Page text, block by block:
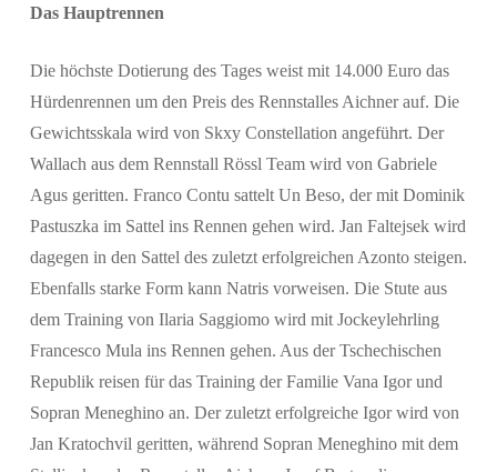
Das Hauptrennen
Die höchste Dotierung des Tages weist mit 14.000 Euro das
Hürdenrennen um den Preis des Rennstalles Aichner auf. Die
Gewichtsskala wird von Skxy Constellation angeführt. Der
Wallach aus dem Rennstall Rössl Team wird von Gabriele
Agus geritten. Franco Contu sattelt Un Beso, der mit Dominik
Pastuszka im Sattel ins Rennen gehen wird. Jan Faltejsek wird
dagegen in den Sattel des zuletzt erfolgreichen Azonto steigen.
Ebenfalls starke Form kann Natris vorweisen. Die Stute aus
dem Training von Ilaria Saggiomo wird mit Jockeylehrling
Francesco Mula ins Rennen gehen. Aus der Tschechischen
Republik reisen für das Training der Familie Vana Igor und
Sopran Meneghino an. Der zuletzt erfolgreiche Igor wird von
Jan Kratochvil geritten, während Sopran Meneghino mit dem